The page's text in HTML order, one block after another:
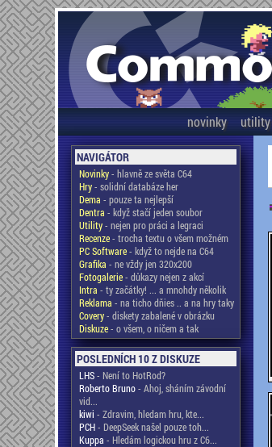
novinky utility
NAVIGÁTOR
Novinky- hlavně ze světa C64
Hry- solidní databáze her
Dema - pouze ta nejlepší
Dentra - když stačí jeden soubor
Utility- nejen pro práci a legraci
Recenze- trocha textu o všem možném
PC Software- když to nejde na C64
Grafika - ne vždy jen 320x200
Fotogalerie- důkazy nejen z akcí
Intra - ty začátky! ... a mnohdy několik
Reklama - na ticho dňies .. a na hry taky
Covery- diskety zabalené v obrázku
Diskuze- o všem, o ničem a tak
POSLEDNÍCH 10 Z DISKUZE
LHS- Není to HotRod?
Roberto Bruno- Ahoj, sháním závodní
vid...
kiwi - Zdravim, hledam hru, kte...
PCH- DeepSeek našel pouze toh...
Kuppa - Hledám logickou hru z C6...